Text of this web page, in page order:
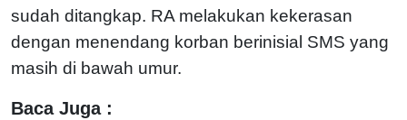
sudah ditangkap. RA melakukan kekerasan
dengan menendang korban berinisial SMS yang
masih di bawah umur.
Baca Juga :